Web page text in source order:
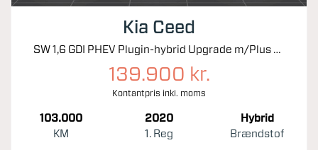
Kia Ceed
SW 1,6 GDI PHEV Plugin-hybrid Upgrade m/Plus DCT 141HK Stc 6g Aut.
139.900 kr.
Kontantpris inkl. moms
103.000
KM
2020
1. Reg
Hybrid
Brændstof